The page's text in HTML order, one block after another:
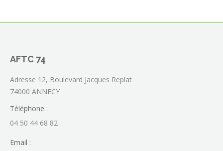
AFTC 74
Adresse 12, Boulevard Jacques Replat
74000 ANNECY
Téléphone :
04 50 44 68 82
Email :